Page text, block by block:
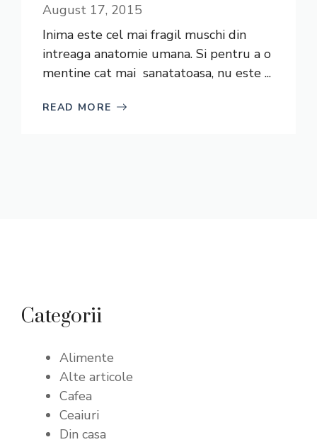
August 17, 2015
Inima este cel mai fragil muschi din
intreaga anatomie umana. Si pentru a o
mentine cat mai sanatatoasa, nu este ...
READ MORE
Categorii
Alimente
Alte articole
Cafea
Ceaiuri
Din casa